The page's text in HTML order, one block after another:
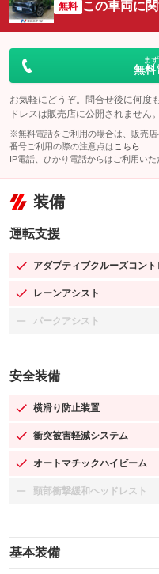
無料 この車両に
ま
無料
お気軽にどうぞ。問合せ後に何度
ドレスは販売店に公開されません。
※無料電話をご利用の場合は、販売
番号ご利用の際の注意点は こちら
IP電話、ひかり電話からはご利用いた
装備
運転支援
アダプティブクルーズコント
：装備あり
レーンアシスト
：装備あり
パークアシスト
：装備なし
安全装備
横滑り防止装置
：装備あり
衝突被害軽減システム
：装備あり
オートマチックハイビーム
：装備あり
頸部衝撃緩和ヘッドレスト
：装備なし
基本装備